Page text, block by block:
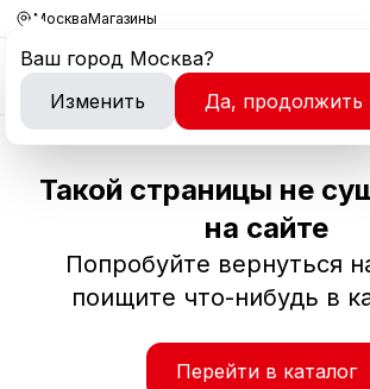
Москва
Ваш город Москва?
Изменить
Да, продолжить
Магазины
Такой страницы не
на сайте
Попробуйте вернуться
поищите что-нибудь в
Перейти в каталог